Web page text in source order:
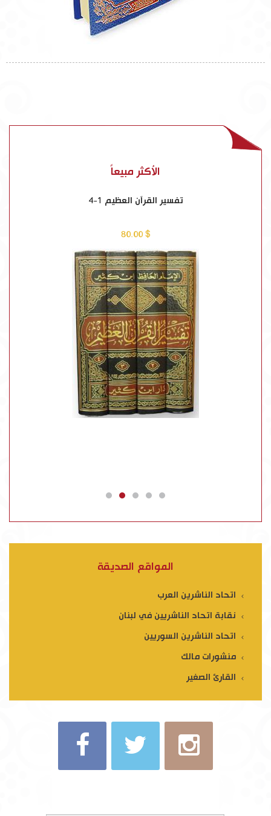
الأكثر مبيعاً
تفسير القرآن العظيم 1-4
$ 80.00
المواقع الصديقة
اتحاد الناشرين العرب
نقابة اتحاد الناشريين في لبنان
اتحاد الناشرين السوريين
منشورات مالك
القارئ الصغير